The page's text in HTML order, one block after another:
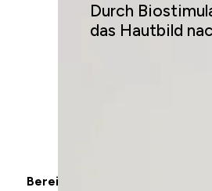
Durch
das Hautbild
Bereits nach wenigen